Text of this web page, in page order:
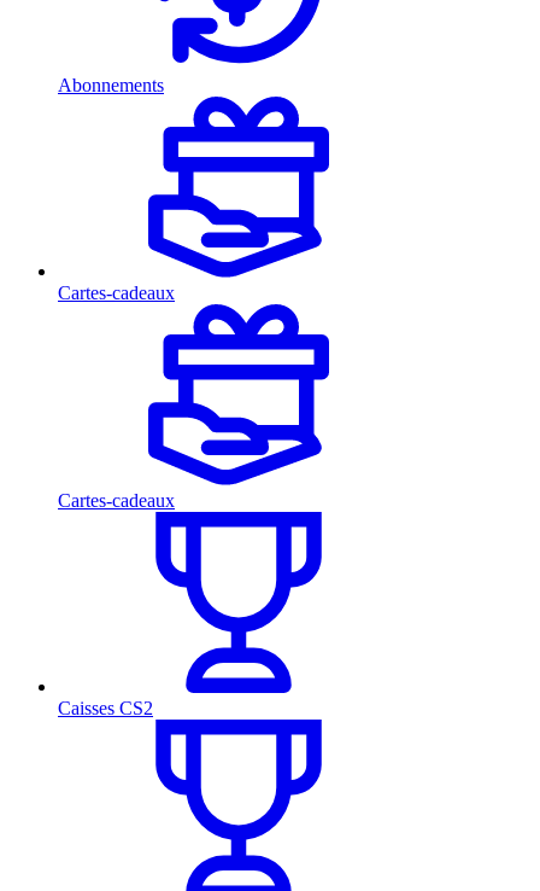
Abonnements
Cartes-cadeaux
Cartes-cadeaux
Caisses CS2